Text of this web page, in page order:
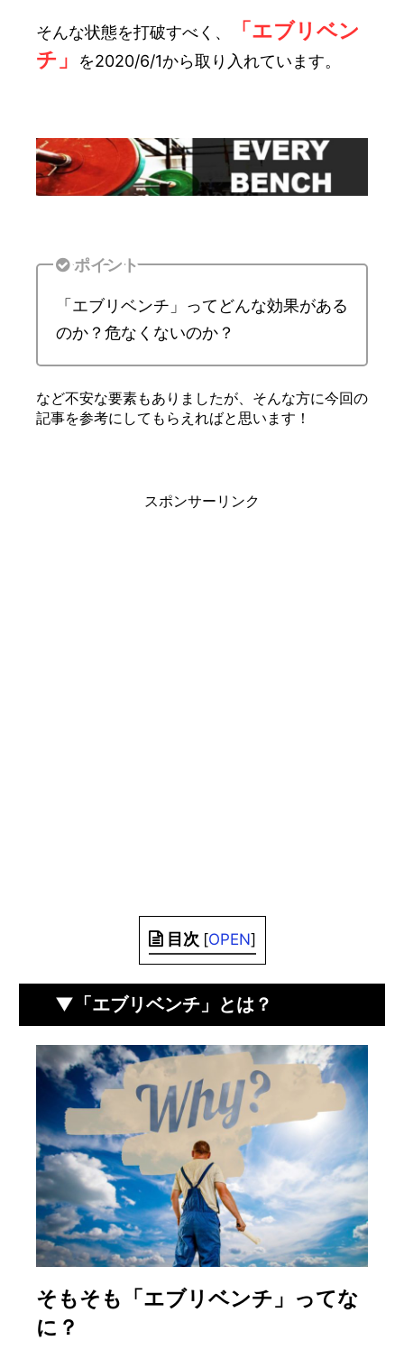
そんな状態を打破すべく、
「エブリベン
チ」
を2020/6/1から取り入れています。
ポイント
「エブリベンチ」ってどんな効果がある
のか？危なくないのか？
など不安な要素もありましたが、そんな方に今回の
記事を参考にしてもらえればと思います！
スポンサーリンク
目次 [OPEN]
▼「エブリベンチ」とは？
そもそも「エブリベンチ」ってな
に？